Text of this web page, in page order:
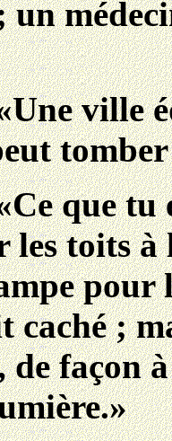
ville
que
les toits
pour
caché ;
façon